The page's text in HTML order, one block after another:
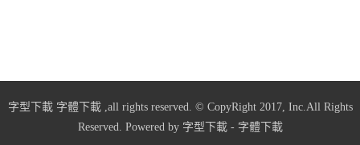
字型下載 字體下載,all rights reserved. © CopyRight 2017, Inc.All Rights
Reserved. Powered by 字型下載- 字體下載